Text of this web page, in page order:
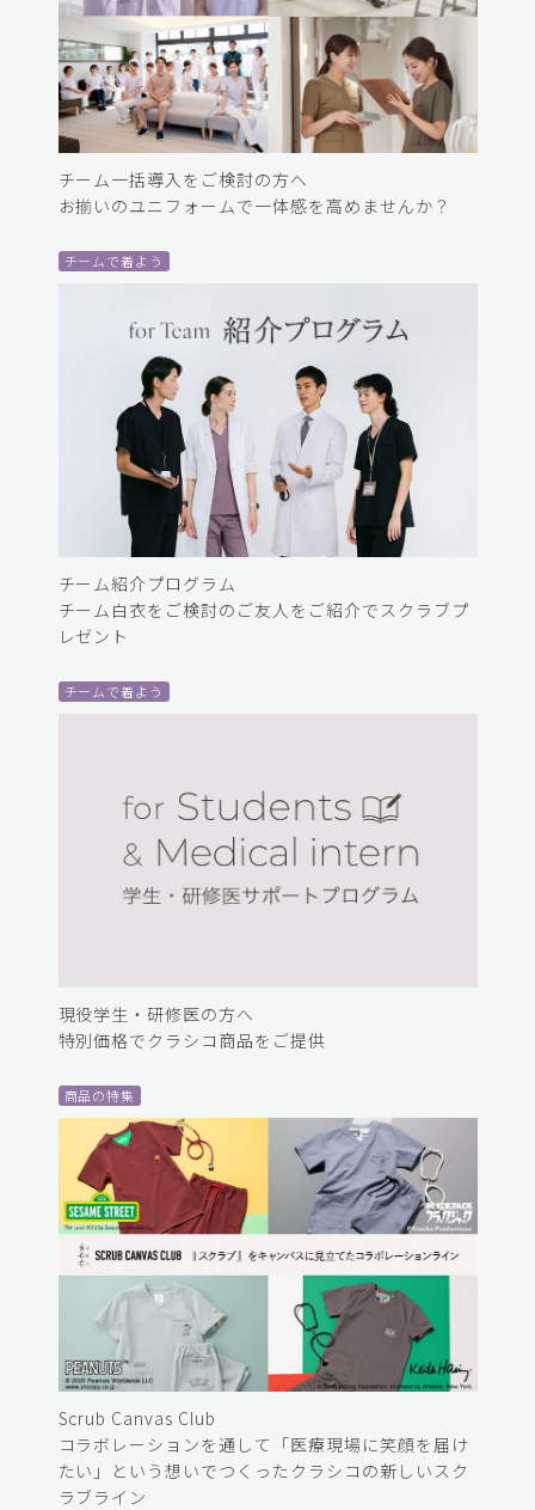
チーム一括導入をご検討の方へ
お揃いのユニフォームで一体感を高めませんか？
チームで着よう
チーム紹介プログラム
チーム白衣をご検討のご友人をご紹介でスクラブプ
レゼント
チームで着よう
現役学生・研修医の方へ
特別価格でクラシコ商品をご提供
商品の特集
Scrub Canvas Club
コラボレーションを通して「医療現場に笑顔を届け
たい」という想いでつくったクラシコの新しいスク
ラブライン